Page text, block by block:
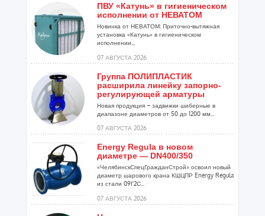
ПВУ «Катунь» в гигиеническом
исполнении от НЕВАТОМ
Новинка от НЕВАТОМ: Приточно-вытяжная
установка «Катунь» в гигиеническом
исполнении...
07 АВГУСТА 2026
Группа ПОЛИПЛАСТИК
расширила линейку запорно-
регулирующей арматуры
Новая продукция – задвижки шиберные в
диапазоне диаметров от 50 до 1200 мм...
07 АВГУСТА 2026
Energy Regula в новом
диаметре — DN400/350
«ЧелябинскСпецГражданСтрой» освоил новый
диаметр шарового крана КШЦПР Energy Regula
из стали 09Г2С...
07 АВГУСТА 2026